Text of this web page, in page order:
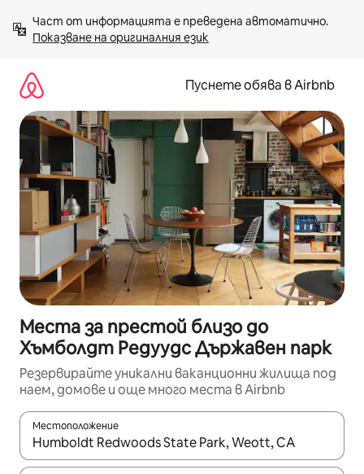
към
съдържанието
Показване на оригиналния език
Пуснете обява в Airbnb
Места за престой близо до
Хъмболдт Редуудс Държавен парк
Резервирайте уникални ваканционни жилища под
наем, домове и още много места в Airbnb
Местоположение
Когато резултатите се покажат, използвайте